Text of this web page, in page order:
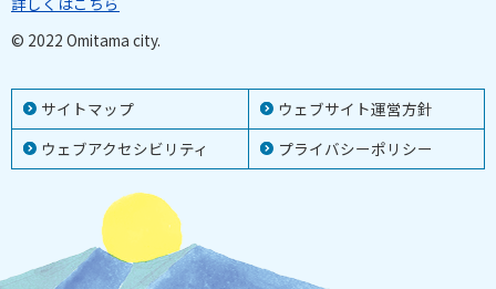
サイトマップ
ウェブサイト運営方針
ウェブアクセシビリティ
プライバシーポリシー
© 2022 Omitama city.